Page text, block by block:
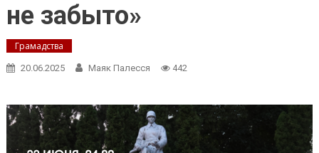
не забыто»
Грамадства
20.06.2025 Маяк Палесся 442